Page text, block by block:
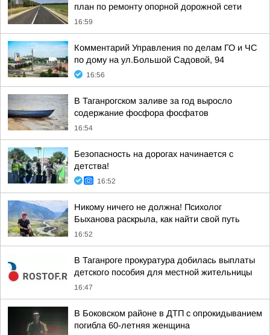
план по ремонту опорной дорожной сети
16:59
Комментарий Управления по делам ГО и ЧС
по дому на ул.Большой Садовой, 94
16:56
В Таганрогском заливе за год выросло
содержание фосфора фосфатов
16:54
Безопасность на дорогах начинается с
детства!
16:52
Никому ничего не должна! Психолог
Быханова раскрыла, как найти свой путь
16:52
В Таганроге прокуратура добилась выплаты
детского пособия для местной жительницы
16:47
В Боковском районе в ДТП с опрокидыванием
погибла 60-летняя женщина